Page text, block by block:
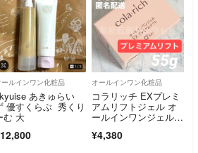
ールインワン化粧品
あきゅらい
優すくらぶ 秀くり
む 大
オールインワン化粧品
コラリッチ EXプレミ
アムリフトジェル オ
ールインワンジェルク
¥4,380